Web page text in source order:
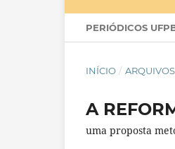
PERIÓDICOS
INÍCIO / ARQUIVOS
A
uma proposta